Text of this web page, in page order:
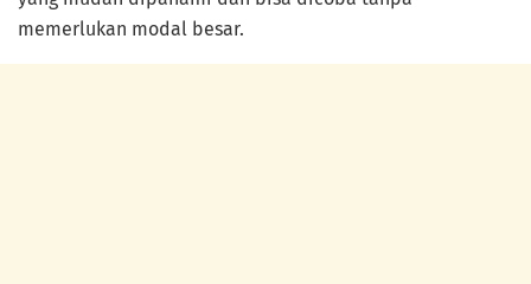
memerlukan modal besar.